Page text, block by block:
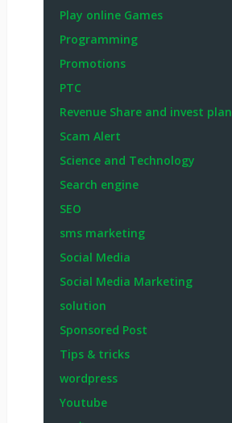
Play online Games
Programming
Promotions
PTC
Revenue Share and invest plan
Scam Alert
Science and Technology
Search engine
SEO
sms marketing
Social Media
Social Media Marketing
solution
Sponsored Post
Tips & tricks
wordpress
Youtube